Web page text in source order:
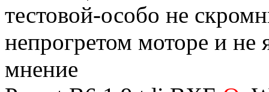
тестовой-особо не
непрогретом моторе и не
мнение